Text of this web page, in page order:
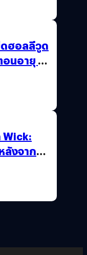
ฮอลลีวูด
นอายุ 18
Wick:
ลังจาก